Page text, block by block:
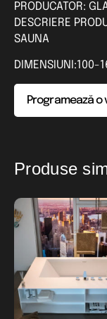
PRODUCATOR:
DESCRIERE
SAUNA
DIMENSIUNI:100-
Programează o
Produse